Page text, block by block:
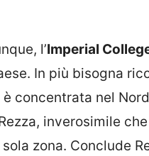
l’Imperial
In più bisogna
è concentrata nel
inverosimile
zona. Conclude